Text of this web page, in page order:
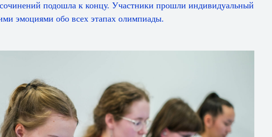
подошла к концу. Участники прошли индивидуальный
эмоциями обо всех этапах олимпиады.